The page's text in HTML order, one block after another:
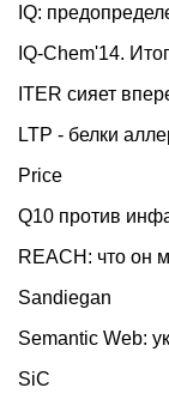
IQ:
IQ-Chem'14. Итог
ITER сияет
LTP - белки
Price
Q10 против
REACH: что он
Sandiegan
Semantic Web:
SiC